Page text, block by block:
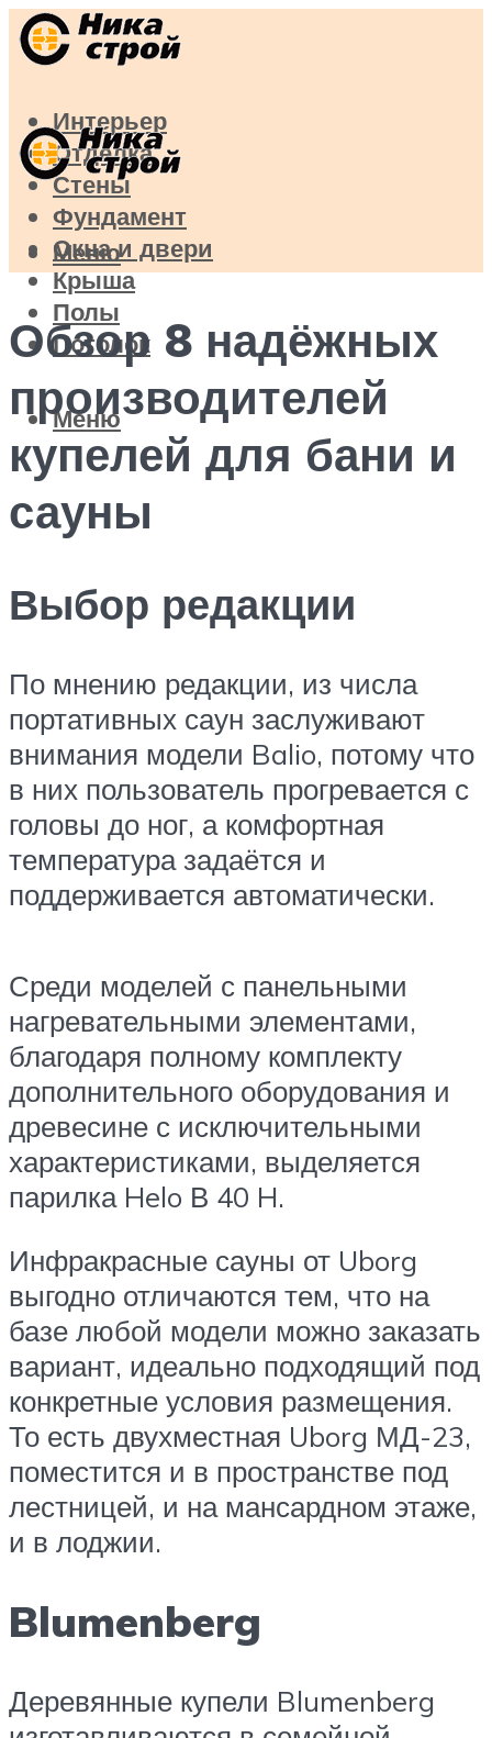
Интерьер
Отделка
Стены
Фундамент
Окна и двери
Крыша
Полы
Потолок
Меню
Меню
Обзор 8 надёжных
производителей
купелей для бани и
сауны
Выбор редакции
По мнению редакции, из числа
портативных саун заслуживают
внимания модели Balio, потому что
в них пользователь прогревается с
головы до ног, а комфортная
температура задаётся и
поддерживается автоматически.
Среди моделей с панельными
нагревательными элементами,
благодаря полному комплекту
дополнительного оборудования и
древесине с исключительными
характеристиками, выделяется
парилка Helo В 40 H.
Инфракрасные сауны от Uborg
выгодно отличаются тем, что на
базе любой модели можно заказать
вариант, идеально подходящий под
конкретные условия размещения.
То есть двухместная Uborg МД-23,
поместится и в пространстве под
лестницей, и на мансардном этаже,
и в лоджии.
Blumenberg
Деревянные купели Blumenberg